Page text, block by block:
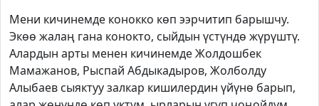
Мени кичинемде конокко көп ээрчитип барышчу.
Экөө жалаң гана конокто, сыйдын үстүндө жүрүштү.
Алардын арты менен кичинемде Жолдошбек
Мамажанов, Рыспай Абдыкадыров, Жолболду
Алыбаев сыяктуу залкар кишилердин үйүнө барып,